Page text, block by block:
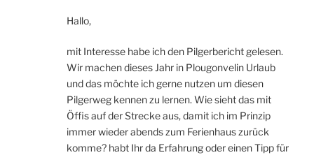
Hallo,
mit Interesse habe ich den Pilgerbericht gelesen.
Wir machen dieses Jahr in Plougonvelin Urlaub
und das möchte ich gerne nutzen um diesen
Pilgerweg kennen zu lernen. Wie sieht das mit
Öffis auf der Strecke aus, damit ich im Prinzip
immer wieder abends zum Ferienhaus zurück
komme? habt Ihr da Erfahrung oder einen Tipp für